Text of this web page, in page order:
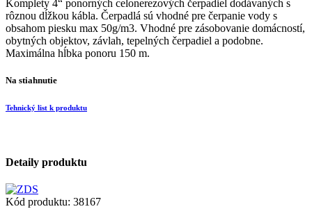
Komplety 4“ ponorných celonerezových čerpadiel dodávaných s
rôznou dĺžkou kábla. Čerpadlá sú vhodné pre čerpanie vody s
obsahom piesku max 50g/m3. Vhodné pre zásobovanie domácností,
obytných objektov, závlah, tepelných čerpadiel a podobne.
Maximálna hĺbka ponoru 150 m.
Na stiahnutie
Tehnický list k produktu
Detaily produktu
Kód produktu: 38167